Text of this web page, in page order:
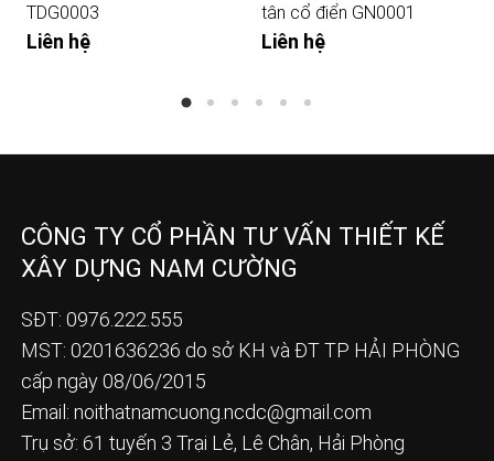
TDG0003
Liên hệ
tân cổ điển GN0001
Liên hệ
CÔNG TY CỔ PHẦN TƯ VẤN THIẾT KẾ
XÂY DỰNG NAM CƯỜNG
SĐT: 0976.222.555
MST: 0201636236 do sở KH và ĐT TP HẢI PHÒNG
cấp ngày 08/06/2015
Email: noithatnamcuong.ncdc@gmail.com
Trụ sở: 61 tuyến 3 Trại Lẻ, Lê Chân, Hải Phòng